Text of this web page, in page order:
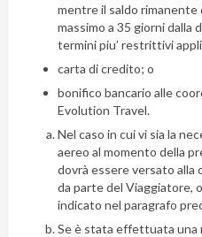
mentre il saldo rimanente
massimo a 35 giorni dalla
termini piu’ restrittivi
carta di credito; o
bonifico bancario alle
Evolution Travel.
Nel caso in cui vi sia la
aereo al momento della
dovrà essere versato alla
da parte del Viaggiatore,
indicato nel paragrafo
Se è stata effettuata una